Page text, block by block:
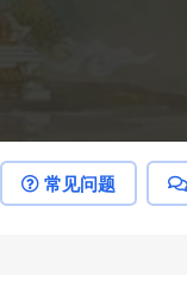
常见问题